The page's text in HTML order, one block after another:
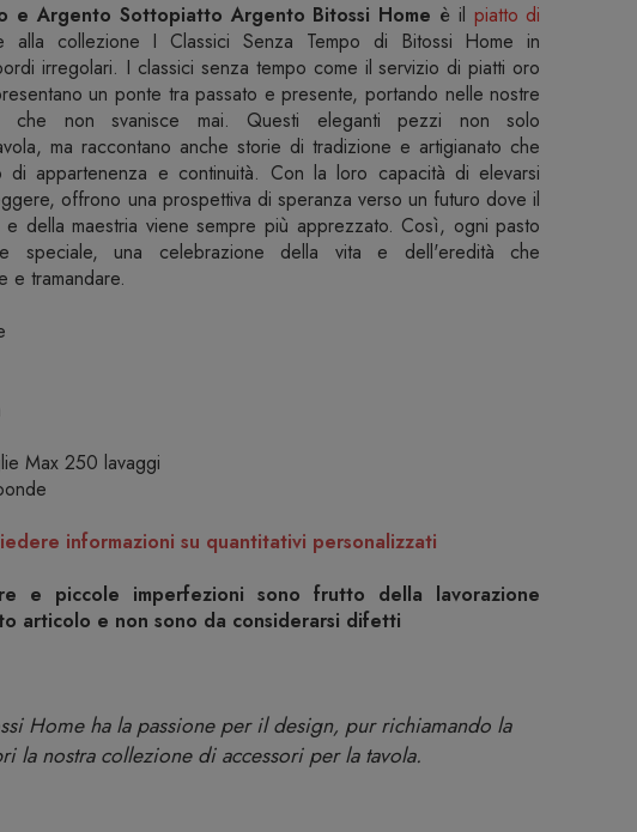
e Argento Sottopiatto Argento Bitossi Home è il piatto di
alla collezione I Classici Senza Tempo di Bitossi Home in
irregolari. I classici senza tempo come il servizio di piatti oro
un ponte tra passato e presente, portando nelle nostre
che non svanisce mai. Questi eleganti pezzi non solo
ma raccontano anche storie di tradizione e artigianato che
di appartenenza e continuità. Con la loro capacità di elevarsi
offrono una prospettiva di speranza verso un futuro dove il
e della maestria viene sempre più apprezzato. Così, ogni pasto
speciale, una celebrazione della vita e dell'eredità che
e tramandare.
Max 250 lavaggi
informazioni su quantitativi personalizzati
e piccole imperfezioni sono frutto della lavorazione
articolo e non sono da considerarsi difetti
Home ha la passione per il design, pur richiamando la
la nostra collezione di accessori per la tavola.